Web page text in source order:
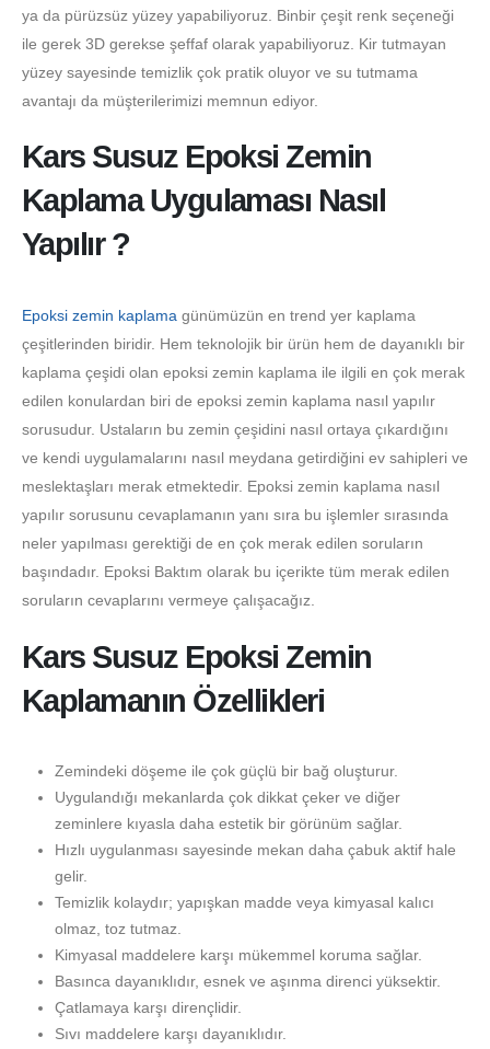
ya da pürüzsüz yüzey yapabiliyoruz. Binbir çeşit renk seçeneği
ile gerek 3D gerekse şeffaf olarak yapabiliyoruz. Kir tutmayan
yüzey sayesinde temizlik çok pratik oluyor ve su tutmama
avantajı da müşterilerimizi memnun ediyor.
Kars Susuz Epoksi Zemin
Kaplama Uygulaması Nasıl
Yapılır ?
Epoksi zemin kaplama günümüzün en trend yer kaplama
çeşitlerinden biridir. Hem teknolojik bir ürün hem de dayanıklı bir
kaplama çeşidi olan epoksi zemin kaplama ile ilgili en çok merak
edilen konulardan biri de epoksi zemin kaplama nasıl yapılır
sorusudur. Ustaların bu zemin çeşidini nasıl ortaya çıkardığını
ve kendi uygulamalarını nasıl meydana getirdiğini ev sahipleri ve
meslektaşları merak etmektedir. Epoksi zemin kaplama nasıl
yapılır sorusunu cevaplamanın yanı sıra bu işlemler sırasında
neler yapılması gerektiği de en çok merak edilen soruların
başındadır. Epoksi Baktım olarak bu içerikte tüm merak edilen
soruların cevaplarını vermeye çalışacağız.
Kars Susuz Epoksi Zemin
Kaplamanın Özellikleri
Zemindeki döşeme ile çok güçlü bir bağ oluşturur.
Uygulandığı mekanlarda çok dikkat çeker ve diğer
zeminlere kıyasla daha estetik bir görünüm sağlar.
Hızlı uygulanması sayesinde mekan daha çabuk aktif hale
gelir.
Temizlik kolaydır; yapışkan madde veya kimyasal kalıcı
olmaz, toz tutmaz.
Kimyasal maddelere karşı mükemmel koruma sağlar.
Basınca dayanıklıdır, esnek ve aşınma direnci yüksektir.
Çatlamaya karşı dirençlidir.
Sıvı maddelere karşı dayanıklıdır.